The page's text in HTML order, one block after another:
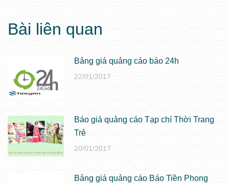
Bài liên quan
Bảng giá quảng cáo báo 24h
22/01/2017
Báo giá quảng cáo Tạp chí Thời Trang
Trẻ
20/01/2017
Bảng giá quảng cáo Báo Tiền Phong